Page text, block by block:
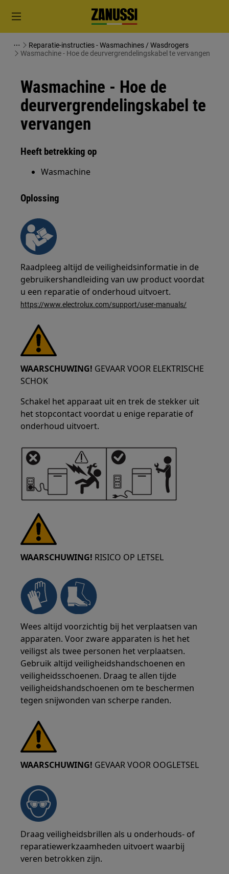
Reparatie-instructies - Wasmachines / Wasdrogers
Wasmachine - Hoe de deurvergrendelingskabel te vervangen
Wasmachine - Hoe de
deurvergrendelingskabel te
vervangen
Heeft betrekking op
Wasmachine
Oplossing
Raadpleeg altijd de veiligheidsinformatie in de
gebruikershandleiding van uw product voordat
u een reparatie of onderhoud uitvoert.
https://www.electrolux.com/support/user-manuals/
WAARSCHUWING! GEVAAR VOOR ELEKTRISCHE
SCHOK
Schakel het apparaat uit en trek de stekker uit
het stopcontact voordat u enige reparatie of
onderhoud uitvoert.
WAARSCHUWING! RISICO OP LETSEL
Wees altijd voorzichtig bij het verplaatsen van
apparaten. Voor zware apparaten is het het
veiligst als twee personen het verplaatsen.
Gebruik altijd veiligheidshandschoenen en
veiligheidsschoenen. Draag te allen tijde
veiligheidshandschoenen om te beschermen
tegen snijwonden van scherpe randen.
WAARSCHUWING! GEVAAR VOOR OOGLETSEL
Draag veiligheidsbrillen als u onderhouds- of
reparatiewerkzaamheden uitvoert waarbij
veren betrokken zijn.